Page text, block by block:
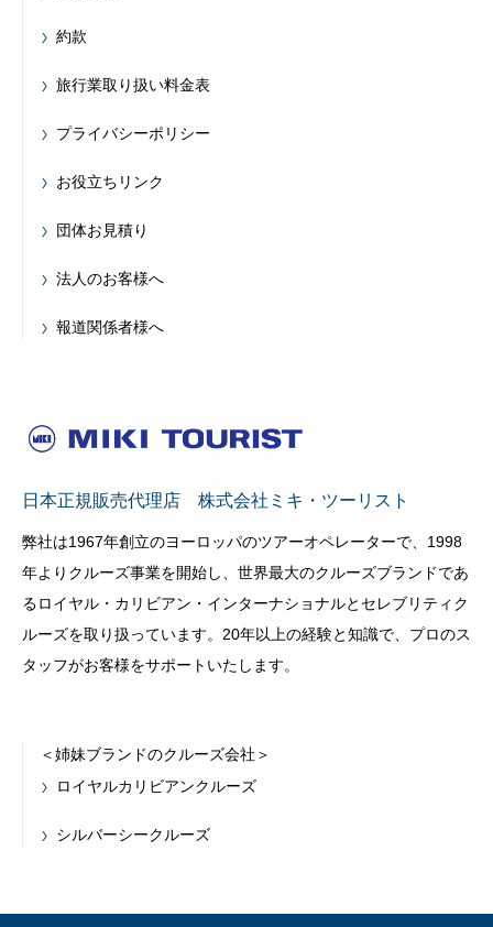
約款
旅行業取り扱い料金表
プライバシーポリシー
お役立ちリンク
団体お見積り
法人のお客様へ
報道関係者様へ
日本正規販売代理店 株式会社ミキ・ツーリスト
弊社は1967年創立のヨーロッパのツアーオペレーターで、1998
年よりクルーズ事業を開始し、世界最大のクルーズブランドであ
るロイヤル・カリビアン・インターナショナルとセレブリティク
ルーズを取り扱っています。20年以上の経験と知識で、プロのス
タッフがお客様をサポートいたします。
＜姉妹ブランドのクルーズ会社＞
ロイヤルカリビアンクルーズ
シルバーシークルーズ